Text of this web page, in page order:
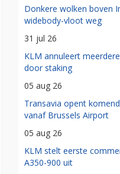
Donkere wolken boven
widebody-vloot weg
31 jul 26
KLM annuleert
door staking
05 aug 26
Transavia opent
vanaf Brussels Airport
05 aug 26
KLM stelt eerste
A350-900 uit